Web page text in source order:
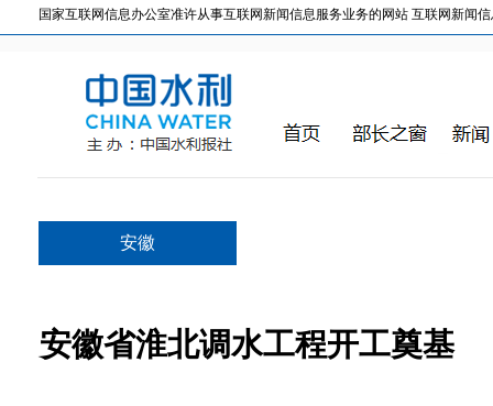
国家互联网信息办公室准许从事互联网新闻信息服务业务的网站 互联网新闻信
安徽
安徽省淮北调水工程开工奠基